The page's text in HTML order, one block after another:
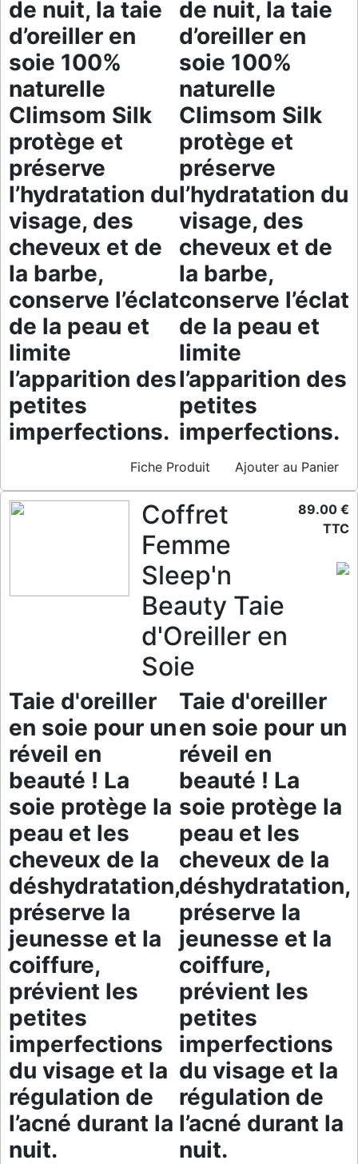
de nuit, la taie
d’oreiller en
soie 100%
naturelle
Climsom Silk
protège et
préserve
l’hydratation du
visage, des
cheveux et de
la barbe,
conserve l’éclat
de la peau et
limite
l’apparition des
petites
imperfections.
de nuit, la taie
d’oreiller en
soie 100%
naturelle
Climsom Silk
protège et
préserve
l’hydratation du
visage, des
cheveux et de
la barbe,
conserve l’éclat
de la peau et
limite
l’apparition des
petites
imperfections.
Fiche Produit Ajouter au Panier
Coffret
Femme
Sleep'n
Beauty Taie
d'Oreiller en
Soie
Taie d'oreiller
en soie pour un
réveil en
beauté ! La
soie protège la
peau et les
cheveux de la
déshydratation,
préserve la
jeunesse et la
coiffure,
prévient les
petites
imperfections
du visage et la
régulation de
l’acné durant la
nuit.
Taie d'oreiller
en soie pour un
réveil en
beauté ! La
soie protège la
peau et les
cheveux de la
déshydratation,
préserve la
jeunesse et la
coiffure,
prévient les
petites
imperfections
du visage et la
régulation de
l’acné durant la
nuit.
89.00 €
TTC